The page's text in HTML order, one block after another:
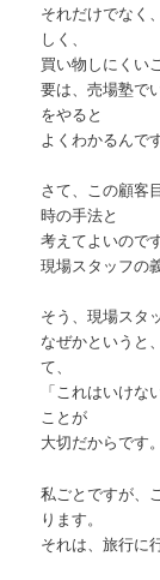
それだけでなく
しく、
買い物しにくい
要は、売場塾で
をやると
よくわかるんです
さて、この顧客
時の手法と
考えてよいので
現場スタッフの
そう、現場スタ
なぜかというと
て、
「これはいけ
ことが
大切だからです。
私ごとですが、
ります。
それは、旅行に